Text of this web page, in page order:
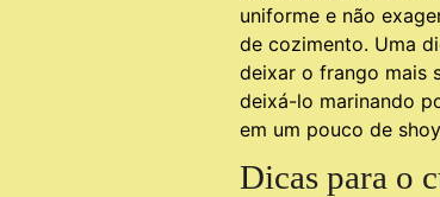
uniforme e não
de cozimento. Uma
deixar o frango mais
deixá-lo marinando
em um pouco de
Dicas para o